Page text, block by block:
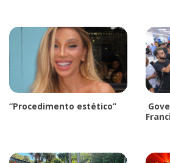
“Procedimento estético”